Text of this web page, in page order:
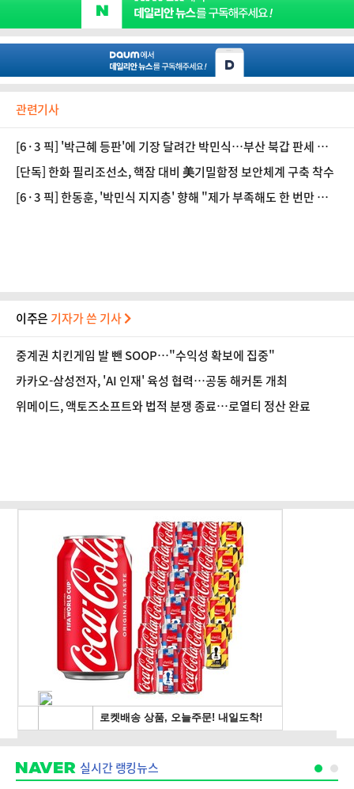
관련기사
[6·3 픽] '박근혜 등판'에 기장 달려간 박민식…부산 북갑 판세 영
향은?
[단독] 한화 필리조선소, 핵잠 대비 美기밀함정 보안체계 구축 착수
[6·3 픽] 한동훈, '박민식 지지층' 향해 "제가 부족해도 한 번만 봐
이주은 기자가 쓴 기사
중계권 치킨게임 발 뺀 SOOP…"수익성 확보에 집중"
카카오-삼성전자, 'AI 인재' 육성 협력…공동 해커톤 개최
위메이드, 액토즈소프트와 법적 분쟁 종료…로열티 정산 완료
실시간 랭킹뉴스